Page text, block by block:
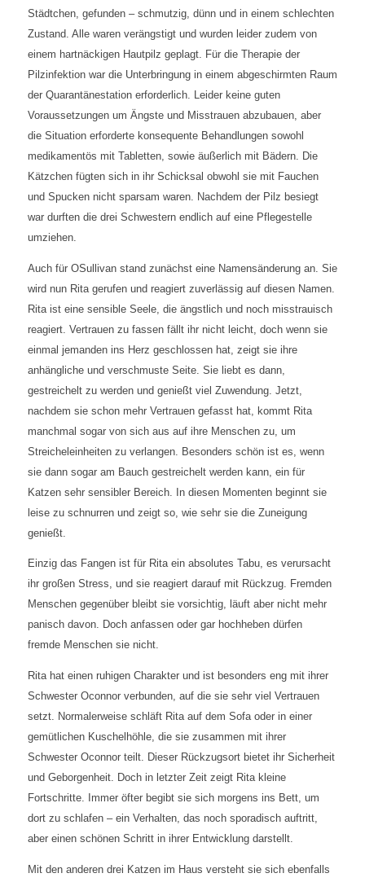
Städtchen, gefunden – schmutzig, dünn und in einem schlechten
Zustand. Alle waren verängstigt und wurden leider zudem von
einem hartnäckigen Hautpilz geplagt. Für die Therapie der
Pilzinfektion war die Unterbringung in einem abgeschirmten Raum
der Quarantänestation erforderlich. Leider keine guten
Voraussetzungen um Ängste und Misstrauen abzubauen, aber
die Situation erforderte konsequente Behandlungen sowohl
medikamentös mit Tabletten, sowie äußerlich mit Bädern. Die
Kätzchen fügten sich in ihr Schicksal obwohl sie mit Fauchen
und Spucken nicht sparsam waren. Nachdem der Pilz besiegt
war durften die drei Schwestern endlich auf eine Pflegestelle
umziehen.
Auch für OSullivan stand zunächst eine Namensänderung an. Sie
wird nun Rita gerufen und reagiert zuverlässig auf diesen Namen.
Rita ist eine sensible Seele, die ängstlich und noch misstrauisch
reagiert. Vertrauen zu fassen fällt ihr nicht leicht, doch wenn sie
einmal jemanden ins Herz geschlossen hat, zeigt sie ihre
anhängliche und verschmuste Seite. Sie liebt es dann,
gestreichelt zu werden und genießt viel Zuwendung. Jetzt,
nachdem sie schon mehr Vertrauen gefasst hat, kommt Rita
manchmal sogar von sich aus auf ihre Menschen zu, um
Streicheleinheiten zu verlangen. Besonders schön ist es, wenn
sie dann sogar am Bauch gestreichelt werden kann, ein für
Katzen sehr sensibler Bereich. In diesen Momenten beginnt sie
leise zu schnurren und zeigt so, wie sehr sie die Zuneigung
genießt.
Einzig das Fangen ist für Rita ein absolutes Tabu, es verursacht
ihr großen Stress, und sie reagiert darauf mit Rückzug. Fremden
Menschen gegenüber bleibt sie vorsichtig, läuft aber nicht mehr
panisch davon. Doch anfassen oder gar hochheben dürfen
fremde Menschen sie nicht.
Rita hat einen ruhigen Charakter und ist besonders eng mit ihrer
Schwester Oconnor verbunden, auf die sie sehr viel Vertrauen
setzt. Normalerweise schläft Rita auf dem Sofa oder in einer
gemütlichen Kuschelhöhle, die sie zusammen mit ihrer
Schwester Oconnor teilt. Dieser Rückzugsort bietet ihr Sicherheit
und Geborgenheit. Doch in letzter Zeit zeigt Rita kleine
Fortschritte. Immer öfter begibt sie sich morgens ins Bett, um
dort zu schlafen – ein Verhalten, das noch sporadisch auftritt,
aber einen schönen Schritt in ihrer Entwicklung darstellt.
Mit den anderen drei Katzen im Haus versteht sie sich ebenfalls